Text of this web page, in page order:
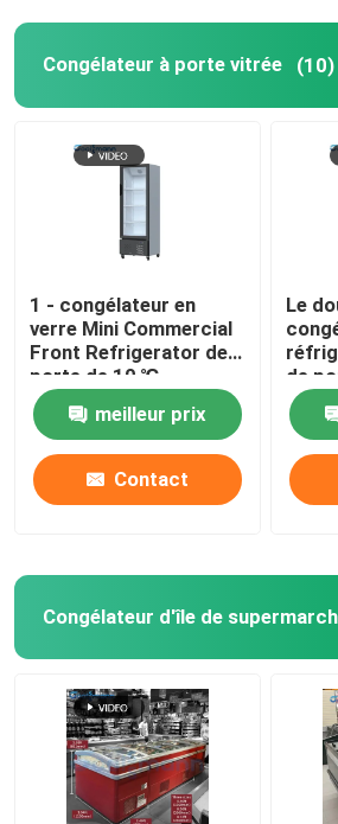
Congélateur à porte vitrée (10)
1 - congélateur en
verre Mini Commercial
Front Refrigerator de
porte de 10 ℃
meilleur prix
Contact
Le
de
Congélateur d'île de